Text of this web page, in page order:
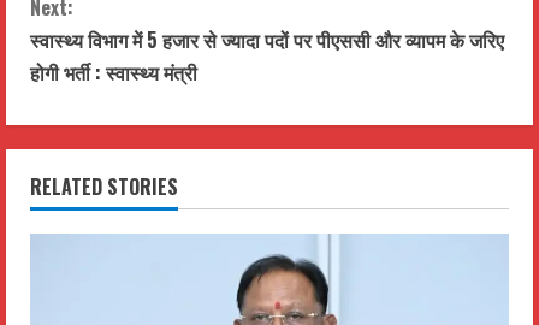
n
t
i
n
u
Next:
स्वास्थ्य विभाग में 5 हजार से ज्यादा पदों पर पीएससी और व्यापम के जरिए
होगी भर्ती : स्वास्थ्य मंत्री
RELATED STORIES